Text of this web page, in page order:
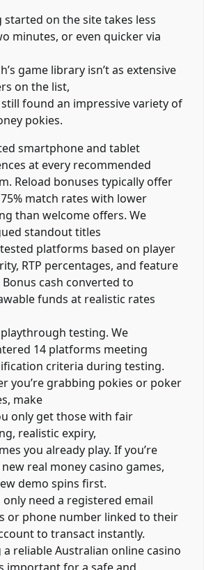
started on the site takes less
minutes, or even quicker via
game library isn’t as extensive
on the list,
found an impressive variety of
pokies.
smartphone and tablet
at every recommended
Reload bonuses typically offer
match rates with lower
than welcome offers. We
standout titles
platforms based on player
RTP percentages, and feature
cash converted to
funds at realistic rates
testing. We
14 platforms meeting
criteria during testing.
you’re grabbing pokies or poker
make
only get those with fair
realistic expiry,
you already play. If you’re
real money casino games,
demo spins first.
only need a registered email
or phone number linked to their
to transact instantly.
a reliable Australian online casino